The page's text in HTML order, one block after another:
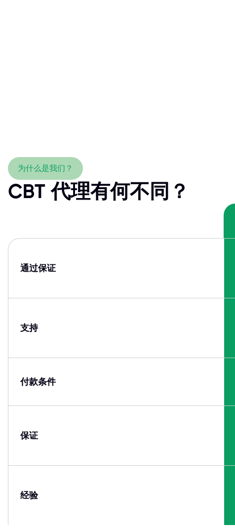
为什么是我们？
CBT 代理有何不同？
通过保证
支持
付款条件
保证
经验